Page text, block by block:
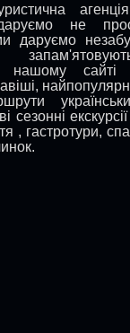
не
даруємо
нашому сайті
сезонні
, гастротури,